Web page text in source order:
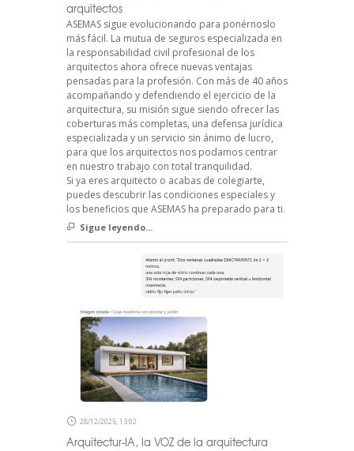
arquitectos
ASEMAS sigue evolucionando para ponérnoslo
más fácil. La mutua de seguros especializada en
la responsabilidad civil profesional de los
arquitectos ahora ofrece nuevas ventajas
pensadas para la profesión. Con más de 40 años
acompañando y defendiendo el ejercicio de la
arquitectura, su misión sigue siendo ofrecer las
coberturas más completas, una defensa jurídica
especializada y un servicio sin ánimo de lucro,
para que los arquitectos nos podamos centrar
en nuestro trabajo con total tranquilidad.
Si ya eres arquitecto o acabas de colegiarte,
puedes descubrir las condiciones especiales y
los beneficios que ASEMAS ha preparado para ti.
Sigue leyendo...
28/12/2025, 13:02
Arquitectur-IA, la VOZ de la arquitectura